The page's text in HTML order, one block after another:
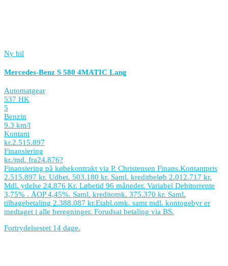
Ny bil
Mercedes-Benz S 580 4MATIC Lang
Automatgear
537 HK
5
Benzin
9.3 km/l
Kontant
kr.2.515.897
Finansiering
kr./md. fra24.876?
Finansiering på købekontrakt via P. Christensen Finans.Kontantpris
2.515.897 kr. Udbet. 503.180 kr. Saml. kreditbeløb 2.012.717 kr.
Mdl. ydelse 24.876 Kr. Løbetid 96 måneder. Variabel Debitorrente
3,75% . ÅOP 4,45%. Saml. kreditomk. 375.370 kr. Saml.
tilbagebetaling 2.388.087 kr.Etabl.omk. samt mdl. kontogebyr er
medtaget i alle beregninger. Forudsat betaling via BS.
Fortrydelsesret 14 dage.